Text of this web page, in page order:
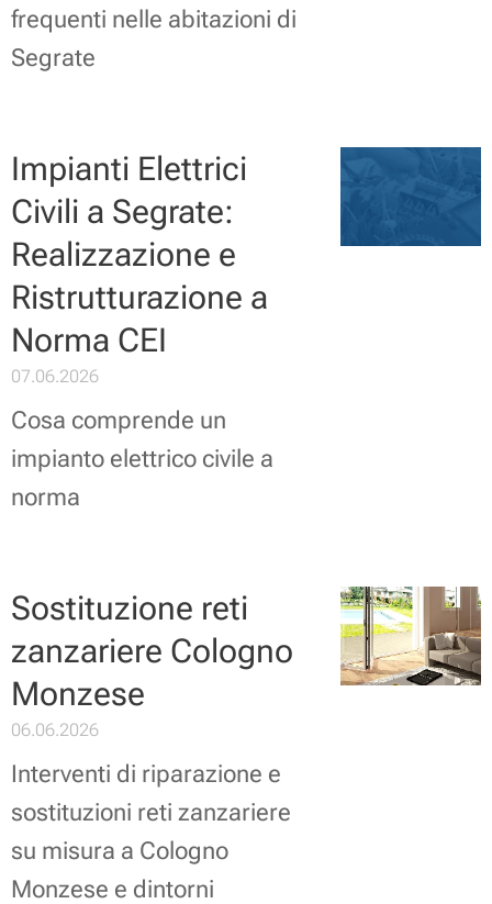
frequenti nelle abitazioni di
Segrate
Impianti Elettrici
Civili a Segrate:
Realizzazione e
Ristrutturazione a
Norma CEI
07.06.2026
Cosa comprende un
impianto elettrico civile a
norma
Sostituzione reti
zanzariere Cologno
Monzese
06.06.2026
Interventi di riparazione e
sostituzioni reti zanzariere
su misura a Cologno
Monzese e dintorni